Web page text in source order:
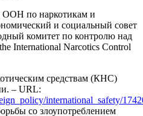
по наркотикам и
и социальный совет
комитет по контролю над
International Narcotics Control
средствам (КНС)
– URL:
international_safety/
со злоупотреблением